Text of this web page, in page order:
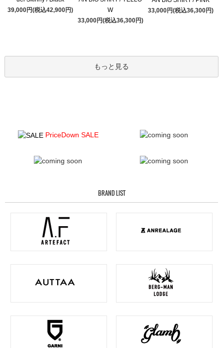
39,000円(税込42,900円)
W
33,000円(税込36,300円)
33,000円(税込36,300円)
もっと見る
PriceDown SALE
BRAND LIST